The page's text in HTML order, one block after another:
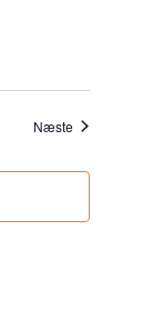
Næste